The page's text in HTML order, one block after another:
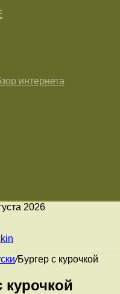
интернета
2026
/Бургер с курочкой
курочкой